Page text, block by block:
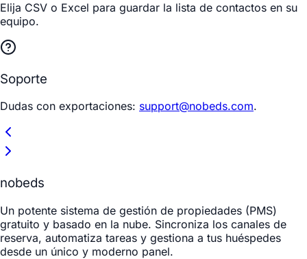
Elija CSV o Excel para guardar la lista de contactos en su
equipo.
Soporte
Dudas con exportaciones: support@nobeds.com.
nobeds
Un potente sistema de gestión de propiedades (PMS)
gratuito y basado en la nube. Sincroniza los canales de
reserva, automatiza tareas y gestiona a tus huéspedes
desde un único y moderno panel.